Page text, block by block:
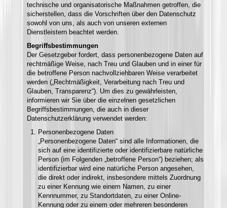
technische und organisatorische Maßnahmen getroffen, die
sicherstellen, dass die Vorschriften über den Datenschutz
sowohl von uns, als auch von unseren externen
Dienstleistern beachtet werden.
Begriffsbestimmungen
Der Gesetzgeber fordert, dass personenbezogene Daten auf
rechtmäßige Weise, nach Treu und Glauben und in einer für
die betroffene Person nachvollziehbaren Weise verarbeitet
werden („Rechtmäßigkeit, Verarbeitung nach Treu und
Glauben, Transparenz“). Um dies zu gewährleisten,
informieren wir Sie über die einzelnen gesetzlichen
Begriffsbestimmungen, die auch in dieser
Datenschutzerklärung verwendet werden:
Personenbezogene Daten
„Personenbezogene Daten“ sind alle Informationen, die
sich auf eine identifizierte oder identifizierbare natürliche
Person (im Folgenden „betroffene Person“) beziehen; als
identifizierbar wird eine natürliche Person angesehen,
die direkt oder indirekt, insbesondere mittels Zuordnung
zu einer Kennung wie einem Namen, zu einer
Kennnummer, zu Standortdaten, zu einer Online-
Kennung oder zu einem oder mehreren besonderen